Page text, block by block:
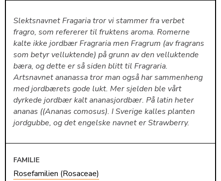
Slektsnavnet Fragaria tror vi stammer fra verbet
fragro, som refererer til fruktens aroma. Romerne
kalte ikke jordbær Fragraria men Fragrum (av fragrans
som betyr velluktende) på grunn av den velluktende
bæra, og dette er så siden blitt til Fragraria.
Artsnavnet ananassa tror man også har sammenheng
med jordbærets gode lukt. Mer sjelden ble vårt
dyrkede jordbær kalt ananasjordbær. På latin heter
ananas ((Ananas comosus). I Sverige kalles planten
jordgubbe, og det engelske navnet er Strawberry.
FAMILIE
Rosefamilien (Rosaceae)